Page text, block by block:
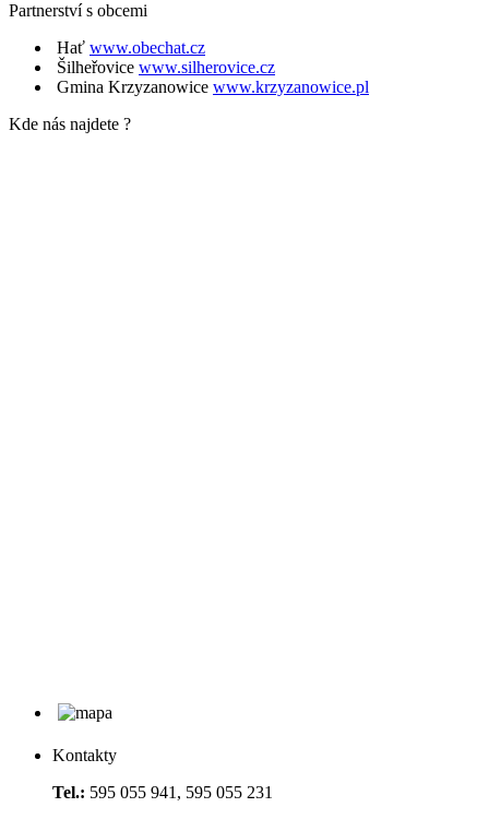
Partnerství s obcemi
Hať www.obechat.cz
Šilheřovice www.silherovice.cz
Gmina Krzyzanowice www.krzyzanowice.pl
Kde nás najdete ?
Kontakty
Tel.: 595 055 941, 595 055 231